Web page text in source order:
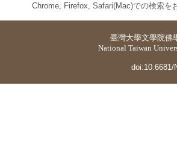
Chrome, Firefox, Safari(Mac)での検索を
臺灣大學文學院佛
National Taiwan
doi:10.6681/